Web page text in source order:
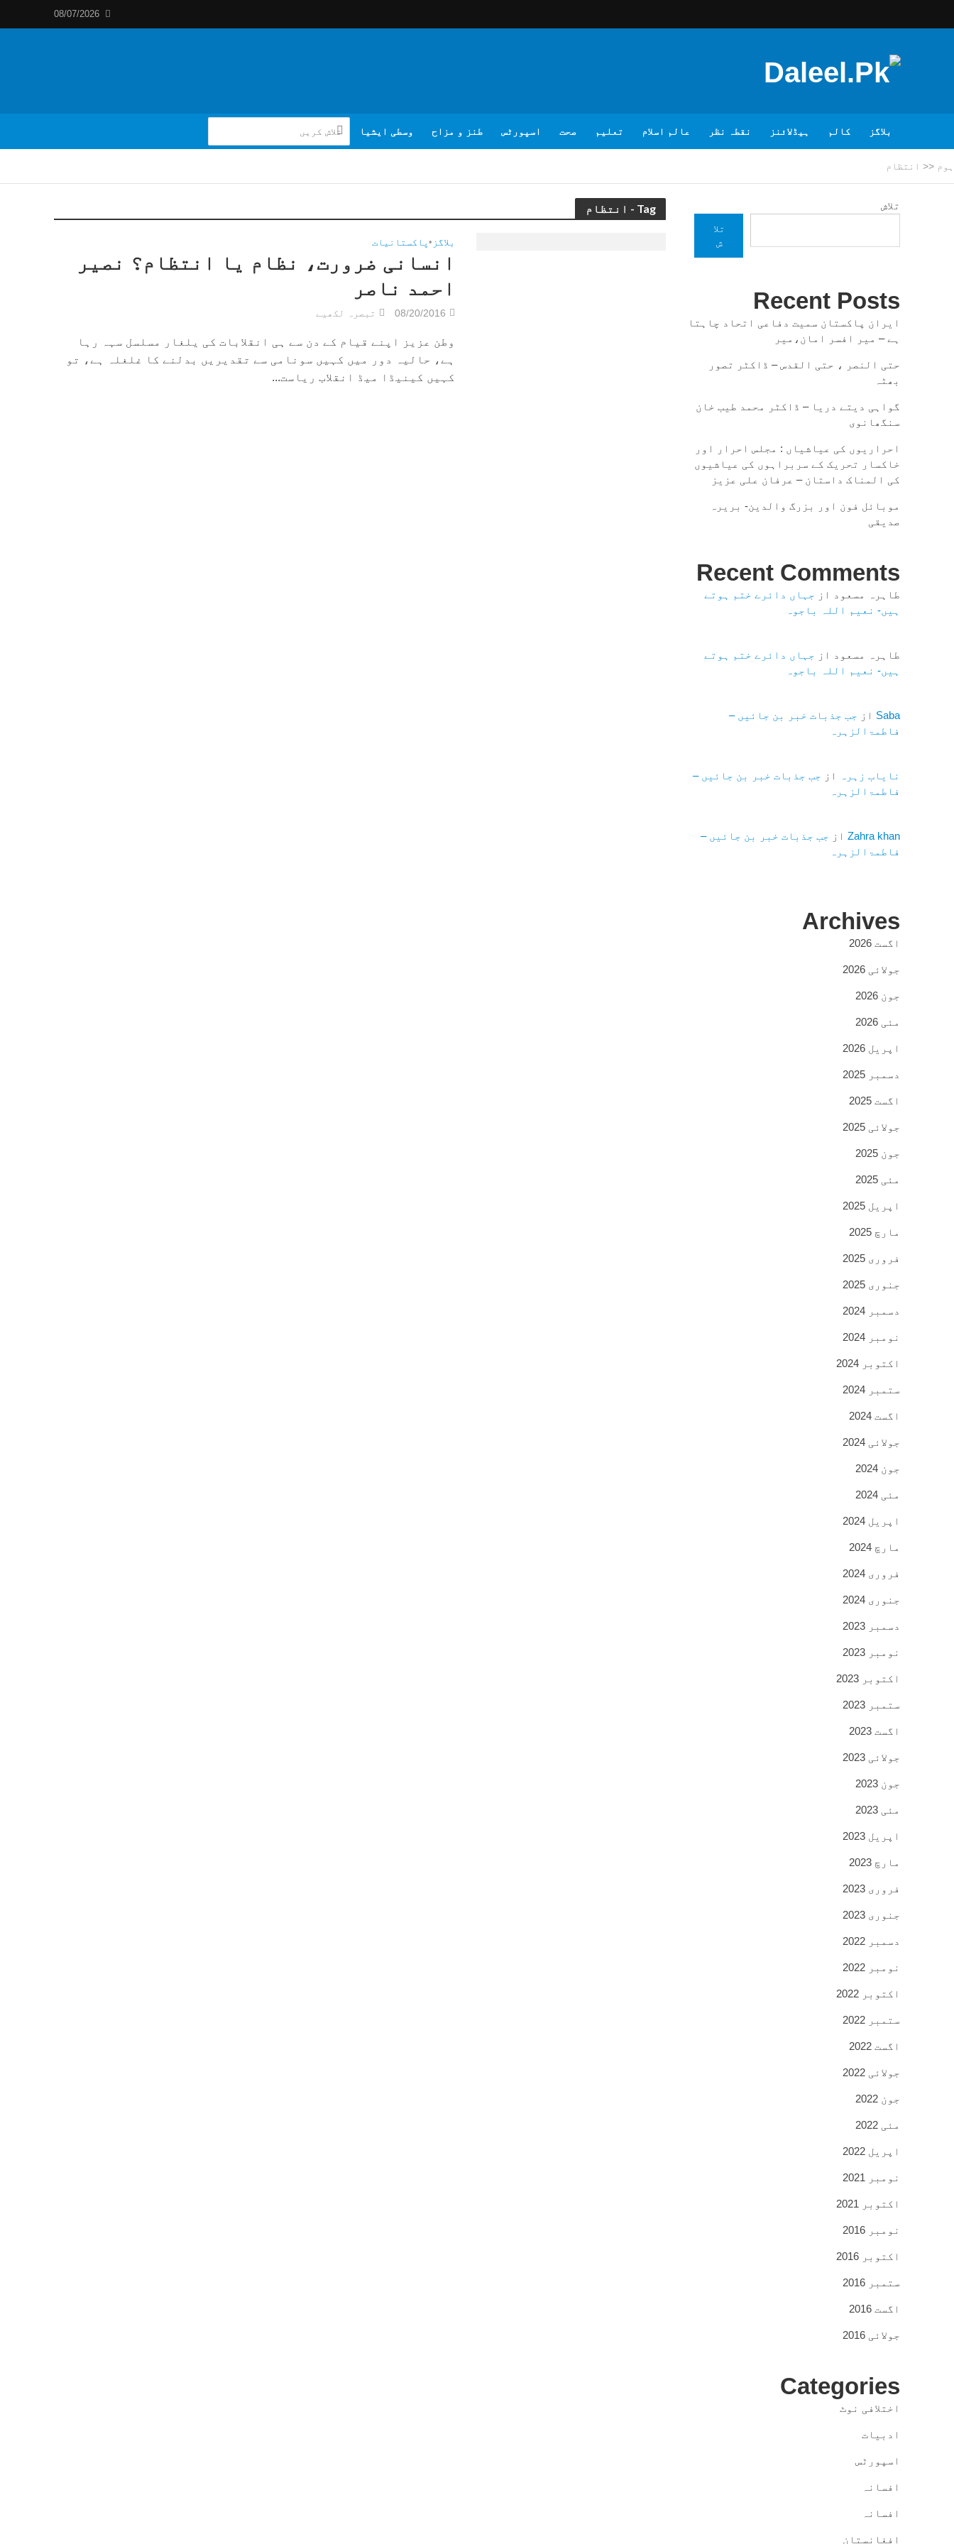
08/07/2026
بلاگز کالم ہیڈلائنز نقطہ نظر عالم اسلام تعلیم صحت اسپورٹس طنز و مزاح وسطی ایشیا
ہوم << انتظام
Tag - انتظام
بلاگز • پاکستانیات
انسانی ضرورت، نظام یا انتظام؟ نصیر
احمد ناصر
08/20/2016 تبصرہ لکھیے
وطن عزیز اپنے قیام کے دن سے ہی انقلابات کی یلغار مسلسل سہہ رہا
ہے، حالیہ دور میں کہیں سونامی سے تقدیریں بدلنے کا غلغلہ ہے، تو
کہیں کینیڈا میڈ انقلاب ریاست...
تلاش
تلا
ش
Recent Posts
ایران پاکستان سمیت دفاعی اتحاد چاہتا
ہے – میر افسر امان،میر
حتی النصر ، حتی القدس – ڈاکٹر تصور
بھٹہ
گواہی دیتے دریا – ڈاکٹر محمد طیب خان
سنگھانوی
احراریوں کی عیاشیاں : مجلس احرار اور
خاکسار تحریک کے سربراہوں کی عیاشیوں
کی المناک داستان – عرفان علی عزیز
موبائل فون اور بزرگ والدین- بریرہ
صدیقی
Recent Comments
طاہرہ مسعود از جہاں دائرے ختم ہوتے
ہیں- نعیم اللہ باجوہ
طاہرہ مسعود از جہاں دائرے ختم ہوتے
ہیں- نعیم اللہ باجوہ
Saba از جب جذبات خبر بن جائیں –
فاطمۃالزہرہ
نایاب زہرہ از جب جذبات خبر بن جائیں –
فاطمۃالزہرہ
Zahra khanاز جب جذبات خبر بن جائیں –
فاطمۃالزہرہ
Archives
اگست 2026
جولائی 2026
جون 2026
مئی 2026
اپریل 2026
دسمبر 2025
اگست 2025
جولائی 2025
جون 2025
مئی 2025
اپریل 2025
مارچ 2025
فروری 2025
جنوری 2025
دسمبر 2024
نومبر 2024
اکتوبر 2024
ستمبر 2024
اگست 2024
جولائی 2024
جون 2024
مئی 2024
اپریل 2024
مارچ 2024
فروری 2024
جنوری 2024
دسمبر 2023
نومبر 2023
اکتوبر 2023
ستمبر 2023
اگست 2023
جولائی 2023
جون 2023
مئی 2023
اپریل 2023
مارچ 2023
فروری 2023
جنوری 2023
دسمبر 2022
نومبر 2022
اکتوبر 2022
ستمبر 2022
اگست 2022
جولائی 2022
جون 2022
مئی 2022
اپریل 2022
نومبر 2021
اکتوبر 2021
نومبر 2016
اکتوبر 2016
ستمبر 2016
اگست 2016
جولائی 2016
Categories
اختلافی نوٹ
ادبیات
اسپورٹس
افسانہ
افسانہ
افغانستان